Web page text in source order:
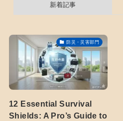
新着記事
防災・災害部門
12 Essential Survival
Shields: A Pro’s Guide to